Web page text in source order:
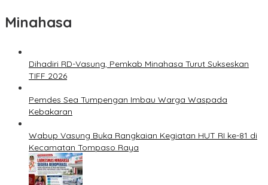
Minahasa
Dihadiri RD-Vasung, Pemkab Minahasa Turut Sukseskan
TIFF 2026
Pemdes Sea Tumpengan Imbau Warga Waspada
Kebakaran
Wabup Vasung Buka Rangkaian Kegiatan HUT RI ke-81 di
Kecamatan Tompaso Raya